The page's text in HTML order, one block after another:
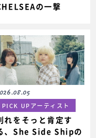
の一撃
PICK UPアーティスト
れをそっと肯定す
、She Side Shipの